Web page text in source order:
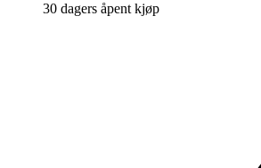
30 dagers åpent kjøp